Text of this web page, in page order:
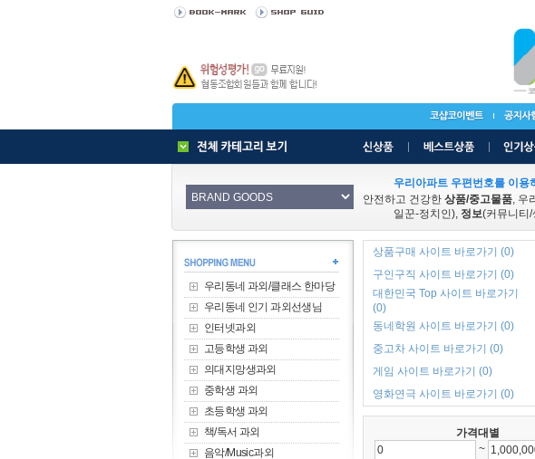
우리아파트 우편번호를 이
안전하고 건강한 상품/중고물품, 우
일꾼-정치인), 정보(커뮤니티
우리동네 과외/클래스 한마당
우리동네 인기 과외선생님
인터넷과외
고등학생 과외
의대지망생과외
중학생 과외
초등학생 과외
책/독서 과외
음악/Music과외
상품구매 사이트 바로가기 (0)
구인구직 사이트 바로가기 (0)
대한민국 Top 사이트 바로가기
(0)
동네학원 사이트 바로가기 (0)
중고차 사이트 바로가기 (0)
게임 사이트 바로가기 (0)
영화연극 사이트 바로가기 (0)
가격대별
~